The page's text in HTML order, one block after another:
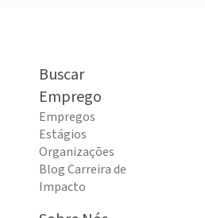
Buscar
Emprego
Empregos
Estágios
Organizações
Blog Carreira de
Impacto